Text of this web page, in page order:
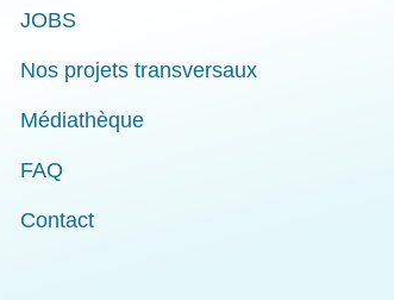
JOBS
Nos projets transversaux
Médiathèque
FAQ
Contact